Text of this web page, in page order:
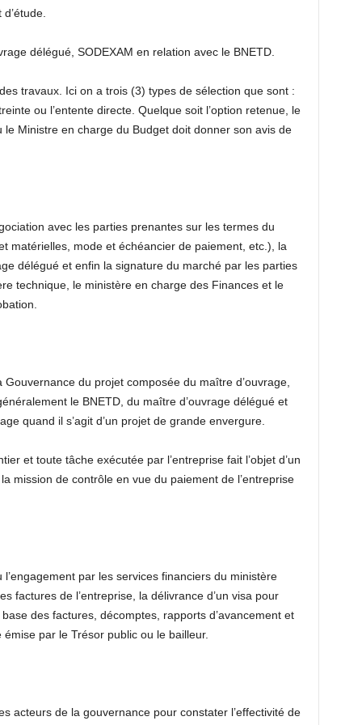
délégué, SODEXAM en relation avec le BNETD.
travaux. Ici on a trois (3) types de sélection que sont :
ou l’entente directe. Quelque soit l’option retenue, le
Ministre en charge du Budget doit donner son avis de
avec les parties prenantes sur les termes du
matérielles, mode et échéancier de paiement, etc.), la
délégué et enfin la signature du marché par les parties
technique, le ministère en charge des Finances et le
du projet composée du maître d’ouvrage,
le BNETD, du maître d’ouvrage délégué et
quand il s’agit d’un projet de grande envergure.
et toute tâche exécutée par l’entreprise fait l’objet d’un
mission de contrôle en vue du paiement de l’entreprise
par les services financiers du ministère
factures de l’entreprise, la délivrance d’un visa pour
des factures, décomptes, rapports d’avancement et
par le Trésor public ou le bailleur.
acteurs de la gouvernance pour constater l’effectivité de